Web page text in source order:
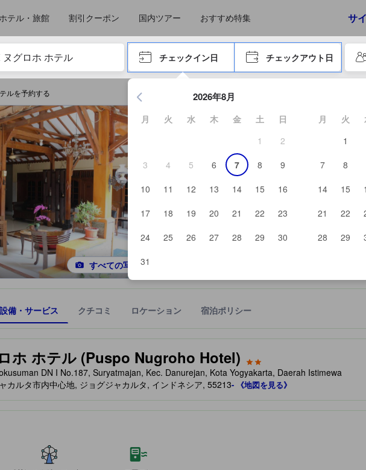
テル・旅館 割引クーポン 国内ツアー おすすめ特集 サ
ワードを入力し、矢印キーやタブキーで進み、エンターキーを押して内容を確定して、検索します。
チェックイン日 チェックアウト日
エンターキーを押して日付選択画面の操作を開始します。方
2026年8月
月 火 水 木 金 土
日
1
2
3
4 5 6 7 8
9
10
11 12 13 14 15
16
17
18 19 20 21 22
23
24
25 26 27 28 29
30
31
月 火
1
7
8
14
15
21
22
28
29
ルを予約する
すべての写真を見る
設備・サービス クチコミ ロケーション 宿泊ポリシー
ホ ホテル (Puspo Nugroho Hotel)
受け取った情報であり、宿泊施設に備わっていると予測される快適さや客室のレベルを示すも
DN I No.187, Suryatmajan, Kec. Danurejan, Kota Yogyakarta, Daerah Istimewa
カルタ市内中心地, ジョグジャカルタ, インドネシア, 55213- 《地図を見る》
際に予約をし、宿泊を終えたゲストから提供されています。実際の経験に基づいた内容で